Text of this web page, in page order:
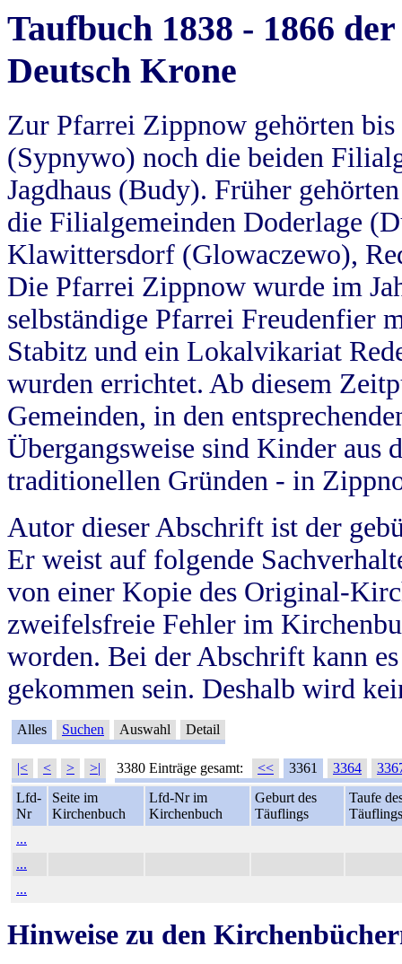
Taufbuch 1838 - 1866
Deutsch Krone
Zur Pfarrei Zippnow gehörten
(Sypnywo) noch die beiden
Jagdhaus (Budy). Früher
die Filialgemeinden Doderlage
Klawittersdorf (Glowaczewo),
Die Pfarrei Zippnow wurde im
selbständige Pfarrei Freudenfier
Stabitz und ein Lokalvikariat
wurden errichtet. Ab diesem
Gemeinden, in den
Übergangsweise sind Kinder aus
traditionellen Gründen - in
Autor dieser Abschrift ist der
Er weist auf folgende
von einer Kopie des Original-
zweifelsfreie Fehler im
worden. Bei der Abschrift kann
gekommen sein. Deshalb wird
Alles Suchen Auswahl Detail
|< < > >| 3380 Einträge gesamt: << 3361 3364
Lfd-
Nr
Seite im
Kirchenbuch
Lfd-Nr im
Kirchenbuch
Geburt des
Täuflings
Taufe
Täuflings
...
...
...
Hinweise zu den